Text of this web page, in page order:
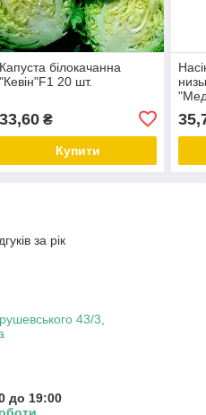
Капуста білокачанна
"Кевін"F1 20 шт.
33,60₴
Купити
за рік
43/3,
до 19:00